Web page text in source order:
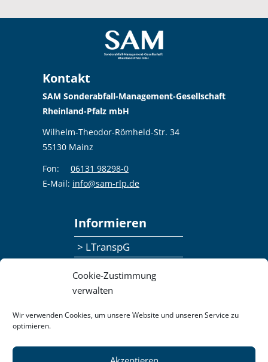
Cookie-Zustimmung
verwalten
Wir verwenden Cookies, um unsere Website und unseren Service zu
optimieren.
Kontakt
SAM Sonderabfall-Management-Gesellschaft
Rheinland-Pfalz mbH
Wilhelm-Theodor-Römheld-Str. 34
55130 Mainz
Fon:
06131 98298-0
E-Mail: info@sam-rlp.de
Informieren
> LTranspG
> Publikationen